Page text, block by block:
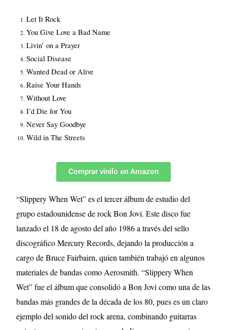
Let It Rock
You Give Love a Bad Name
Livin’ on a Prayer
Social Disease
Wanted Dead or Alive
Raise Your Hands
Without Love
I’d Die for You
Never Say Goodbye
Wild in The Streets
Comprar vinilo en Amazon
“Slippery When Wet” es el tercer álbum de estudio del
grupo estadounidense de rock Bon Jovi. Este disco fue
lanzado el 18 de agosto del año 1986 a través del sello
discográfico Mercury Records, dejando la producción a
cargo de Bruce Fairbairn, quien también trabajó en algunos
materiales de bandas como Aerosmith. “Slippery When
Wet” fue el álbum que consolidó a Bon Jovi como una de las
bandas más grandes de la década de los 80, pues es un claro
ejemplo del sonido del rock arena, combinando guitarras